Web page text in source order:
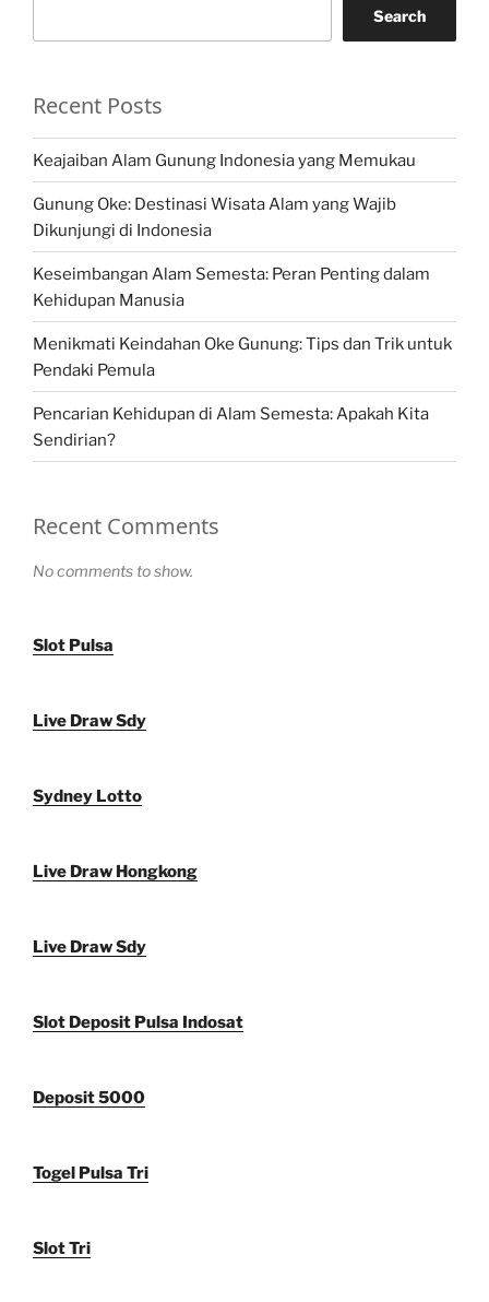
Search
Recent Posts
Keajaiban Alam Gunung Indonesia yang Memukau
Gunung Oke: Destinasi Wisata Alam yang Wajib
Dikunjungi di Indonesia
Keseimbangan Alam Semesta: Peran Penting dalam
Kehidupan Manusia
Menikmati Keindahan Oke Gunung: Tips dan Trik untuk
Pendaki Pemula
Pencarian Kehidupan di Alam Semesta: Apakah Kita
Sendirian?
Recent Comments
No comments to show.
Slot Pulsa
Live Draw Sdy
Sydney Lotto
Live Draw Hongkong
Live Draw Sdy
Slot Deposit Pulsa Indosat
Deposit 5000
Togel Pulsa Tri
Slot Tri